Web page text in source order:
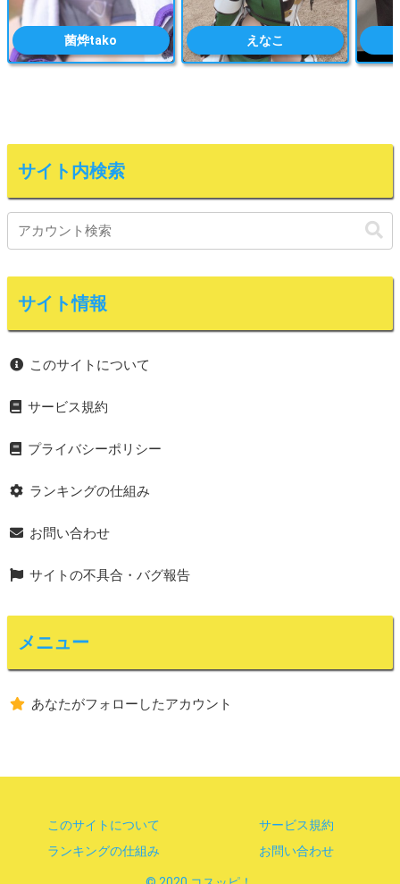
菌烨tako えなこ
サイト内検索
サイト情報
このサイトについて
サービス規約
プライバシーポリシー
ランキングの仕組み
お問い合わせ
サイトの不具合・バグ報告
メニュー
あなたがフォローしたアカウント
このサイトについて
サービス規約
ランキングの仕組み
お問い合わせ